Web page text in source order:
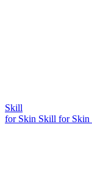
Skill
for Skin Skill for Skin